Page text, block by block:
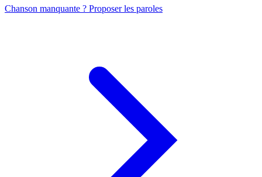
Chanson manquante ? Proposer les paroles